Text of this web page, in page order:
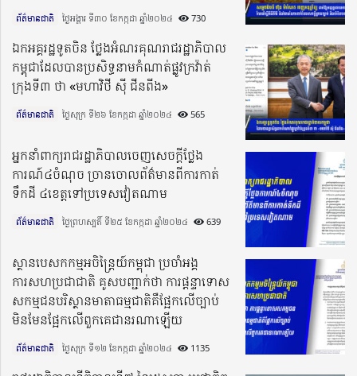
ព័ត៌មានជាតិ ថ្ងៃអង្គារ ទី៣០ ខែកក្កដា ឆ្នាំ២០២៤​ 730
ឯកអគ្គរដ្ឋទូតចិន ថ្លែងអំណរគុណរាជរដ្ឋាភិបាល
កម្ពុជាដែលបានប្រសិទ្ធនាមកំណាត់ផ្លូវក្រវ៉ាត់
ក្រុងទី៣ ថា «មហាវិថី ស៊ី ជីនពីង»
ព័ត៌មានជាតិ ថ្ងៃសុក្រ ទី២៦ ខែកក្កដា ឆ្នាំ២០២៤​ 565
អ្នកនាំពាក្យរាជរដ្ឋាភិបាលចេញសេចក្តីថ្លែង
ការណ៍៤ចំណុច ច្រានចោលព័ត៌មានពីការកាត់
ទឹកដី ៤ខេត្តទៅប្រទេសវៀតណាម
ព័ត៌មានជាតិ ថ្ងៃព្រហស្បតិ៍ ទី២៥ ខែកក្កដា ឆ្នាំ២០២៤​ 639
ស្ថានបេសកកម្មអចិន្រ្តៃយ៍កម្ពុជា ប្រចាំអង្គ
ការសហប្រជាជាតិ គូសបញ្ជាក់ថា ការផ្តន្ទាទោស
សកម្មជនបរិស្ថានមាតាធម្មជាតិគឺផ្អែកលើច្បាប់
មិនមែនផ្អែកលើពួកគេជានរណាឡើយ
ព័ត៌មានជាតិ ថ្ងៃសុក្រ ទី១២ ខែកក្កដា ឆ្នាំ២០២៤​ 1135